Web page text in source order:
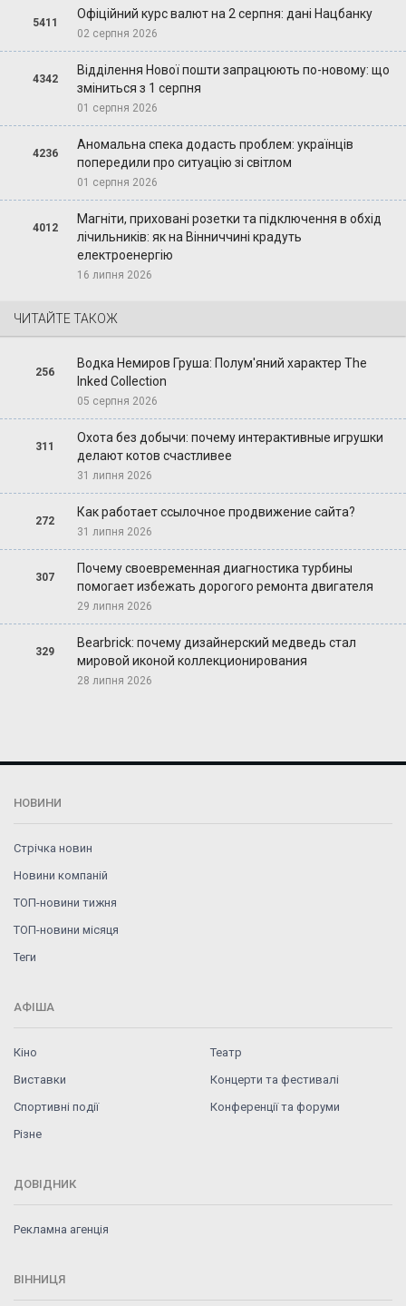
5411
Офіційний курс валют на 2 серпня: дані Нацбанку
02 серпня 2026
4342
Відділення Нової пошти запрацюють по-новому: що
зміниться з 1 серпня
01 серпня 2026
4236
Аномальна спека додасть проблем: українців
попередили про ситуацію зі світлом
01 серпня 2026
4012
Магніти, приховані розетки та підключення в обхід
лічильників: як на Вінниччині крадуть
електроенергію
16 липня 2026
ЧИТАЙТЕ ТАКОЖ
256
Водка Немиров Груша: Полум'яний характер The
Inked Collection
05 серпня 2026
311
Охота без добычи: почему интерактивные игрушки
делают котов счастливее
31 липня 2026
272
Как работает ссылочное продвижение сайта?
31 липня 2026
307
Почему своевременная диагностика турбины
помогает избежать дорогого ремонта двигателя
29 липня 2026
329
Bearbrick: почему дизайнерский медведь стал
мировой иконой коллекционирования
28 липня 2026
НОВИНИ
Стрічка новин
Новини компаній
ТОП-новини тижня
ТОП-новини місяця
Теги
АФІША
Кіно
Театр
Виставки
Концерти та фестивалі
Спортивні події
Конференції та форуми
Різне
ДОВІДНИК
Рекламна агенція
ВІННИЦЯ